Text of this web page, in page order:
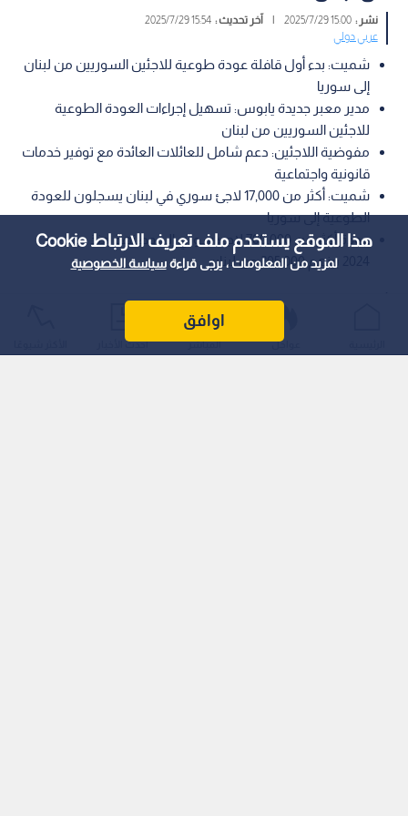
هذا الموقع يستخدم ملف تعريف الارتباط Cookie
لمزيد من المعلومات ، يرجى قراءةسياسة الخصوصية
اوافق
نشر :15:00 2025/7/29
| آخر تحديث :15:54 2025/7/29
عربي دولي
شميت: بدء أول قافلة عودة طوعية للاجئين السوريين من لبنان
إلى سوريا
مدير معبر جديدة يابوس: تسهيل إجراءات العودة الطوعية
للاجئين السوريين من لبنان
مفوضية اللاجئين: دعم شامل للعائلات العائدة مع توفير خدمات
قانونية واجتماعية
شميت: أكثر من 17,000 لاجئ سوري في لبنان يسجلون للعودة
الطوعية إلى سوريا
عودة أكثر من 700,000 لاجئ سوري إلى وطنهم منذ ديسمبر
أعلنت المتحدثة باسم مفوضية الأمم المتحدة لشؤون اللاجئين في
سوريا، سيلين شميت، أنه تم اليوم تسيير أول قافلة لعودة اللاجئين
السوريين الطوعية من لبنان إلى سوريا، بالتنسيق مع مفوضية
عواجل المباشر أحدث الأخبار